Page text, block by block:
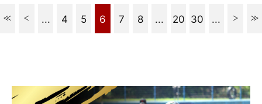
... 4 5 6 7 8 ... 20 30 ...